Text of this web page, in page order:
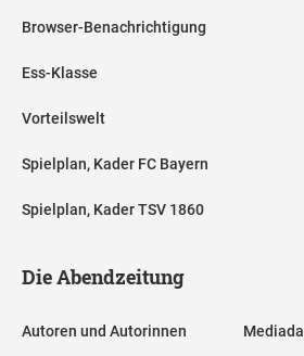
Browser-Benachrichtigung
Ess-Klasse
Vorteilswelt
Spielplan, Kader FC Bayern
Spielplan, Kader TSV 1860
Die Abendzeitung
Autoren und Autorinnen